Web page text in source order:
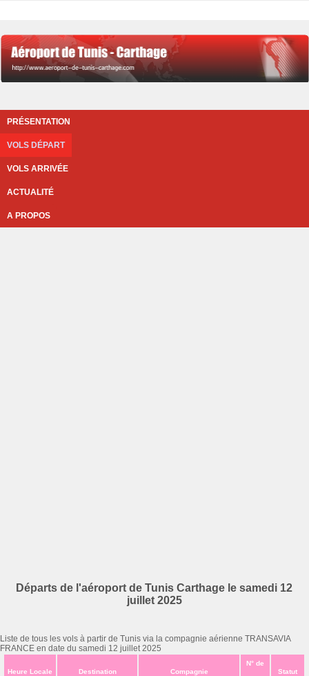
PRÉSENTATION
VOLS DÉPART
VOLS ARRIVÉE
ACTUALITÉ
A PROPOS
Départs de l'aéroport de Tunis Carthage le samedi 12
juillet 2025
Liste de tous les vols à partir de Tunis via la compagnie aérienne TRANSAVIA
FRANCE en date du samedi 12 juillet 2025
Heure Locale Destination Compagnie
N° de
Statut